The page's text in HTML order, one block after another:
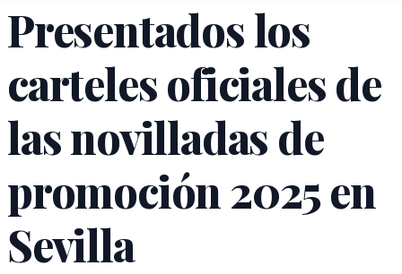
Presentados los
carteles oficiales de
las novilladas de
promoción 2025 en
Sevilla